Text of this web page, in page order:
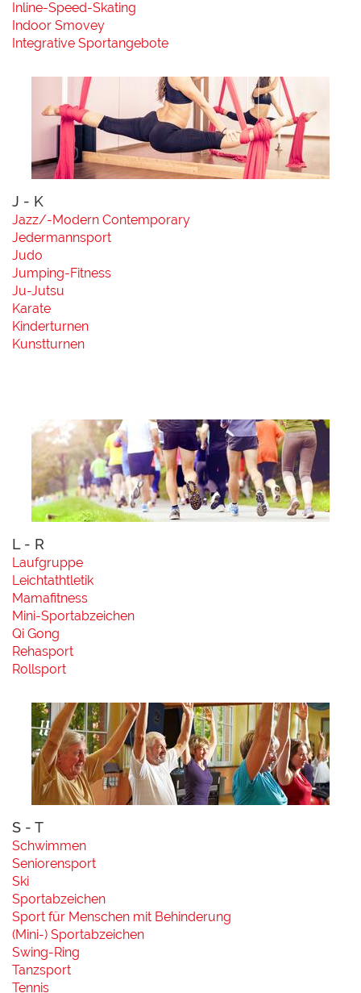
Inline-Speed-Skating
Indoor Smovey
Integrative Sportangebote
J - K
Jazz/-Modern Contemporary
Jedermannsport
Judo
Jumping-Fitness
Ju-Jutsu
Karate
Kinderturnen
Kunstturnen
L - R
Laufgruppe
Leichtathtletik
Mamafitness
Mini-Sportabzeichen
Qi Gong
Rehasport
Rollsport
S - T
Schwimmen
Seniorensport
Ski
Sportabzeichen
Sport für Menschen mit Behinderung
(Mini-) Sportabzeichen
Swing-Ring
Tanzsport
Tennis